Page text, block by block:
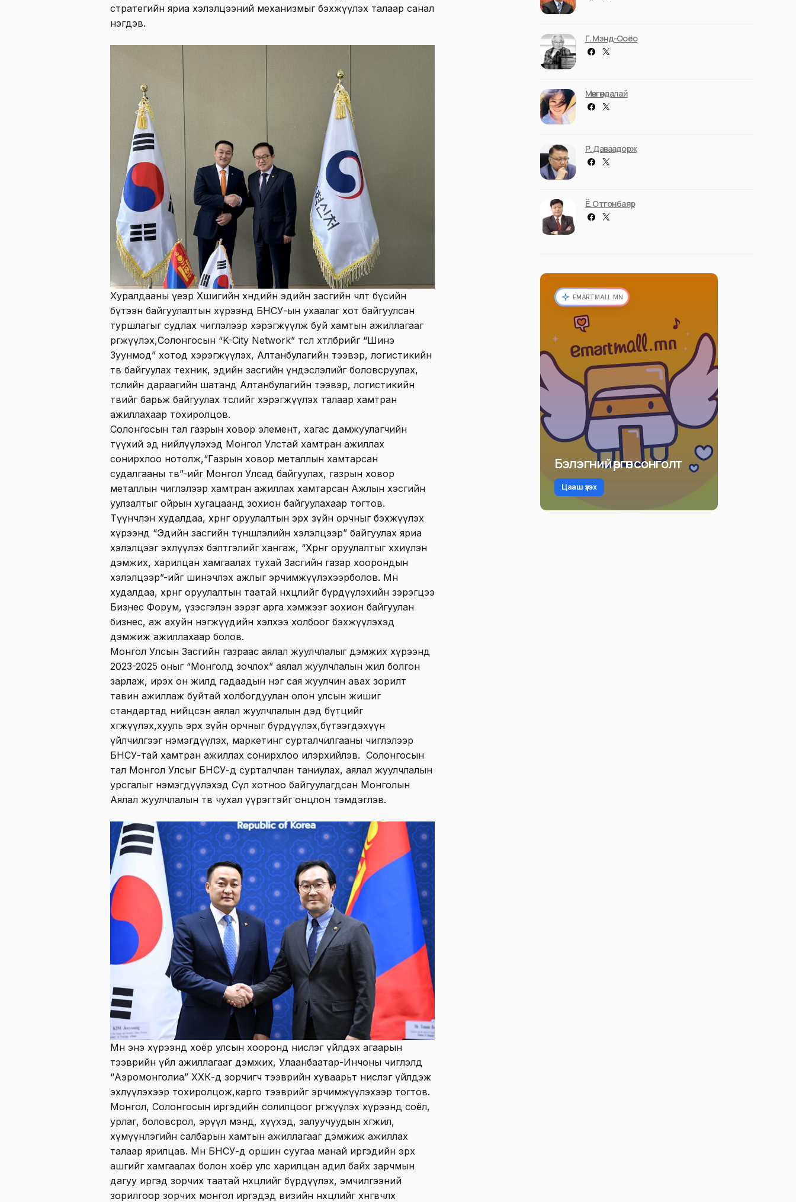
стратегийн яриа хэлэлцээний механизмыг бэхжүүлэх талаар санал
нэгдэв.
Хуралдааны үеэр Хөшигийн хөндийн эдийн засгийн чөлөөт бүсийн
бүтээн байгуулалтын хүрээнд БНСУ-ын ухаалаг хот байгуулсан
туршлагыг судлах чиглэлээр хэрэгжүүлж буй хамтын ажиллагааг
өргөжүүлэх,Солонгосын “K-City Network” төсөл хөтөлбөрийг “Шинэ
Зуунмод” хотод хэрэгжүүлэх, Алтанбулагийн тээвэр, логистикийн
төв байгуулах техник, эдийн засгийн үндэслэлийг боловсруулах,
төслийн дараагийн шатанд Алтанбулагийн тээвэр, логистикийн
төвийг барьж байгуулах төслийг хэрэгжүүлэх талаар хамтран
ажиллахаар тохиролцов.
Солонгосын тал газрын ховор элемент, хагас дамжуулагчийн
түүхий эд нийлүүлэхэд Монгол Улстай хамтран ажиллах
сонирхлоо нотолж,“Газрын ховор металлын хамтарсан
судалгааны төв”-ийг Монгол Улсад байгуулах, газрын ховор
металлын чиглэлээр хамтран ажиллах хамтарсан Ажлын хэсгийн
уулзалтыг ойрын хугацаанд зохион байгуулахаар тогтов.
Түүнчлэн худалдаа, хөрөнгө оруулалтын эрх зүйн орчныг бэхжүүлэх
хүрээнд “Эдийн засгийн түншлэлийн хэлэлцээр” байгуулах яриа
хэлэлцээг эхлүүлэх бэлтгэлийг хангаж, “Хөрөнгө оруулалтыг хөхиүлэн
дэмжих, харилцан хамгаалах тухай Засгийн газар хоорондын
хэлэлцээр”-ийг шинэчлэх ажлыг эрчимжүүлэхээрболов. Мөн
худалдаа, хөрөнгө оруулалтын таатай нөхцөлийг бүрдүүлэхийн зэрэгцээ
Бизнес Форум, үзэсгэлэн зэрэг арга хэмжээг зохион байгуулан
бизнес, аж ахуйн нэгжүүдийн хэлхээ холбоог бэхжүүлэхэд
дэмжиж ажиллахаар болов.
Монгол Улсын Засгийн газраас аялал жуулчлалыг дэмжих хүрээнд
2023-2025 оныг “Монголд зочлох” аялал жуулчлалын жил болгон
зарлаж, ирэх он жилд гадаадын нэг сая жуулчин авах зорилт
тавин ажиллаж буйтай холбогдуулан олон улсын жишиг
стандартад нийцсэн аялал жуулчлалын дэд бүтцийг
хөгжүүлэх,хууль эрх зүйн орчныг бүрдүүлэх,бүтээгдэхүүн
үйлчилгээг нэмэгдүүлэх, маркетинг сурталчилгааны чиглэлээр
БНСУ-тай хамтран ажиллах сонирхлоо илэрхийлэв. Солонгосын
тал Монгол Улсыг БНСУ-д сурталчлан таниулах, аялал жуулчлалын
урсгалыг нэмэгдүүлэхэд Сөүл хотноо байгуулагдсан Монголын
Аялал жуулчлалын төв чухал үүрэгтэйг онцлон тэмдэглэв.
Мөн энэ хүрээнд хоёр улсын хооронд нислэг үйлдэх агаарын
тээврийн үйл ажиллагааг дэмжих, Улаанбаатар-Инчоны чиглэлд
“Аэромонголиа” ХХК-д зорчигч тээврийн хуваарьт нислэг үйлдэж
эхлүүлэхээр тохиролцож,карго тээврийг эрчимжүүлэхээр тогтов.
Монгол, Солонгосын иргэдийн солилцоог өргөжүүлэх хүрээнд соёл,
урлаг, боловсрол, эрүүл мэнд, хүүхэд, залуучуудын хөгжил,
хүмүүнлэгийн салбарын хамтын ажиллагааг дэмжиж ажиллах
талаар ярилцав. Мөн БНСУ-д оршин суугаа манай иргэдийн эрх
ашгийг хамгаалах болон хоёр улс харилцан адил байх зарчмын
дагуу иргэд зорчих таатай нөхцлийг бүрдүүлэх, эмчилгээний
зорилгоор зорчих монгол иргэдэд визийн нөхцлийг хөнгөвчлөх
Г. Мэнд-Ооёо
Мөнгөндалай
Р. Даваадорж
Ё. Отгонбаяр
EMARTMALL.MN
Бэлэгний өргөн сонголт
Цааш үзэх